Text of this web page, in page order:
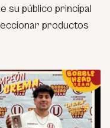
su público principal
productos